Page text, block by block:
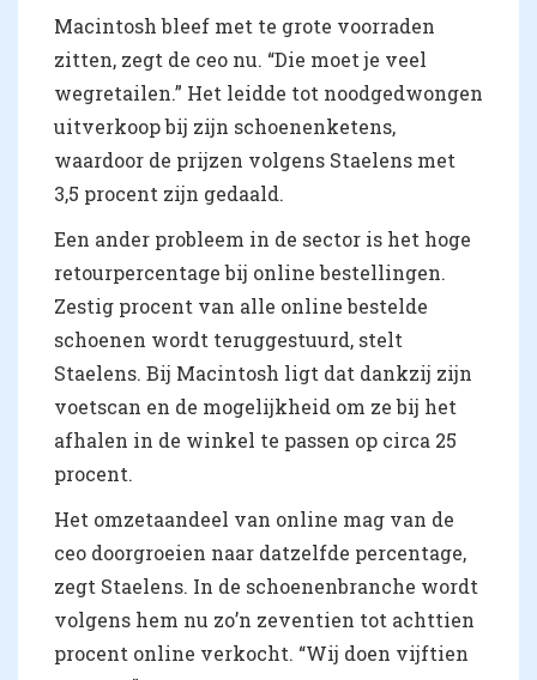
Macintosh bleef met te grote voorraden
zitten, zegt de ceo nu. “Die moet je veel
wegretailen.” Het leidde tot noodgedwongen
uitverkoop bij zijn schoenenketens,
waardoor de prijzen volgens Staelens met
3,5 procent zijn gedaald.
Een ander probleem in de sector is het hoge
retourpercentage bij online bestellingen.
Zestig procent van alle online bestelde
schoenen wordt teruggestuurd, stelt
Staelens. Bij Macintosh ligt dat dankzij zijn
voetscan en de mogelijkheid om ze bij het
afhalen in de winkel te passen op circa 25
procent.
Het omzetaandeel van online mag van de
ceo doorgroeien naar datzelfde percentage,
zegt Staelens. In de schoenenbranche wordt
volgens hem nu zo’n zeventien tot achttien
procent online verkocht. “Wij doen vijftien